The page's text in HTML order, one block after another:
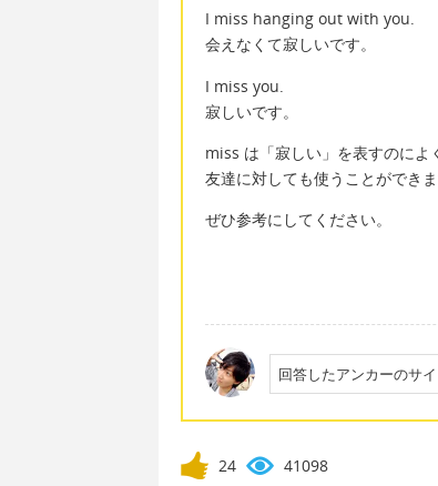
I miss hanging out with you.
会えなくて寂しいです。
I miss you.
寂しいです。
miss は「寂しい」を表すのによ
友達に対しても使うことができま
ぜひ参考にしてください。
回答したアンカーのサイ
24 41098